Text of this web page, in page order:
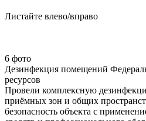
Листайте влево/вправо
6 фото
Дезинфекция помещений
ресурсов
Провели комплексную
приёмных зон и общих
безопасность объекта с